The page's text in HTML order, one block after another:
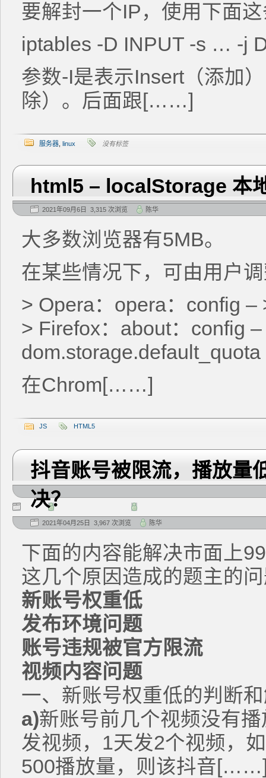
要解封一个IP，使用下面
iptables -D INPUT -s … -j
参数-I是表示Insert（添加
除）。后面跟[……]
服务器 linux 没有标签
html5 – localStorage 本
2021年09月6日 3,315 次浏览 陈华
大多数浏览器有5MB。
在某些情况下，可由用户
> Opera：opera：config
> Firefox：about：config –
dom.storage.default_quota
在Chrom[……]
JS HTML5
抖音账号被限流，播放量
决？
2021年04月25日 3,967 次浏览 陈华
下面的内容能解决市面上
这几个原因造成的题主的
新账号权重低
发布环境问题
账号违规被官方限流
视频内容问题
一、新账号权重低的判断
a)新账号前几个视频没有
发视频，1天发2个视频，
500播放量，则该抖音